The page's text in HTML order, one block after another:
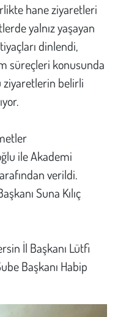
hane ziyaretleri
yalnız yaşayan
dinlendi,
süreçleri konusunda
belirli
ile Akademi
verildi.
Suna Kılıç
İl Başkanı Lütfi
Başkanı Habip